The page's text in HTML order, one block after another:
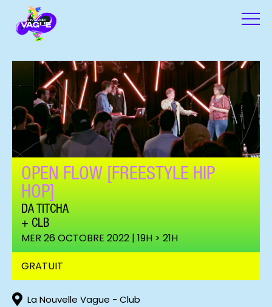
OPEN FLOW [FREESTYLE HIP
HOP]
DA TITCHA
CLB
MER 26 OCTOBRE 2022 | 19H > 21H
GRATUIT
La Nouvelle Vague - Club